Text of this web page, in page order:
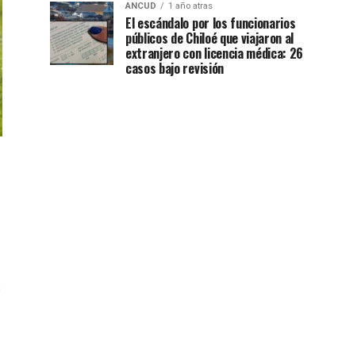
ANCUD 1 año atras
El escándalo por los funcionarios
públicos de Chiloé que viajaron al
extranjero con licencia médica: 26
casos bajo revisión